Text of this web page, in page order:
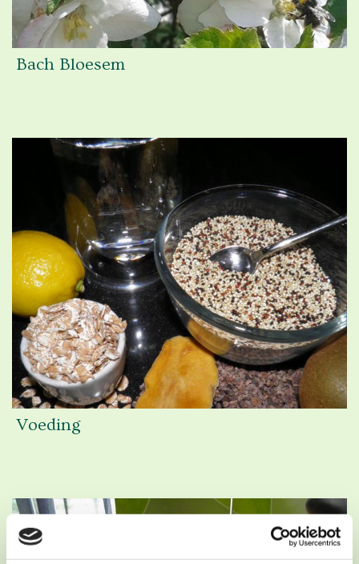
Bach Bloesem
Voeding